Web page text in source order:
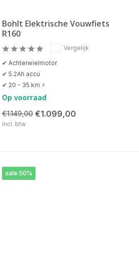
Bohlt Elektrische Vouwfiets
R160
Vergelijk
✔ Achterwielmotor
✔ 5.2Ah accu
✔ 20 - 35 km ⚡
Op voorraad
€1.149,00 €1.099,00
Incl. btw
sale 50%